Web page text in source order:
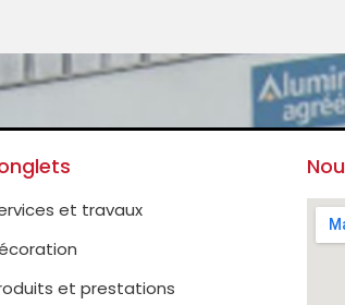
et travaux
et prestations